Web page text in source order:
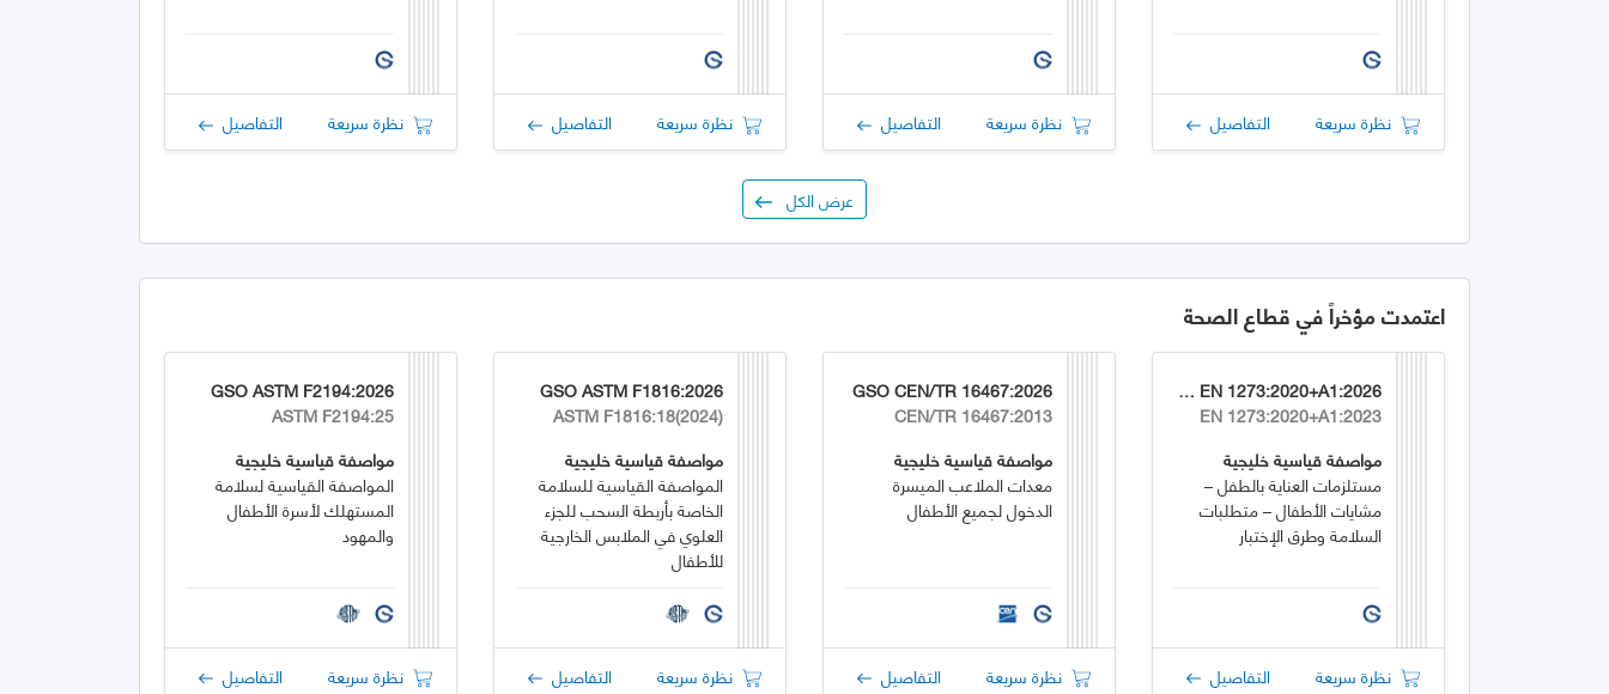
نظرة سريعة التفاصيل نظرة سريعة التفاصيل نظرة سريعة التفاصيل نظرة سريعة التفاصيل
عرض الكل
اعتمدت مؤخراً في قطاع الصحة
GSO EN 1273:2020+A1:2026
EN 1273:2020+A1:2023
مواصفة قياسية خليجية
مستلزمات العناية بالطفل –
مشايات الأطفال – متطلبات
السلامة وطرق الإختبار
نظرة سريعة التفاصيل
GSO CEN/TR 16467:2026
CEN/TR 16467:2013
مواصفة قياسية خليجية
معدات الملاعب الميسرة
الدخول لجميع الأطفال
نظرة سريعة التفاصيل
GSO ASTM F1816:2026
ASTM F1816:18(2024)
مواصفة قياسية خليجية
المواصفة القياسية للسلامة
الخاصة بأربطة السحب للجزء
العلوي في الملابس الخارجية
للأطفال
نظرة سريعة التفاصيل
GSO ASTM F2194:2026
ASTM F2194:25
مواصفة قياسية خليجية
المواصفة القياسية لسلامة
المستهلك لأسرة الأطفال
والمهود
نظرة سريعة التفاصيل